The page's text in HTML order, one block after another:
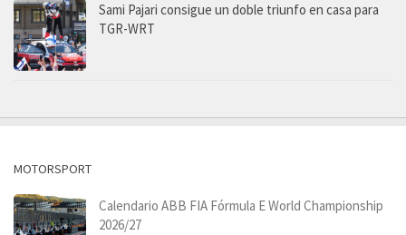
Sami Pajari consigue un doble triunfo en casa para
TGR-WRT
MOTORSPORT
Calendario ABB FIA Fórmula E World Championship
2026/27